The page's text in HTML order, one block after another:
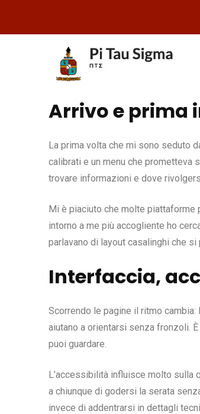
Arrivo e prima
La prima volta che mi sono seduto
calibrati e un menu che prometteva
trovare informazioni e dove
Mi è piaciuto che molte piattaforme
intorno a me più accogliente ho
parlavano di layout casalinghi che
Interfaccia,
Scorrendo le pagine il ritmo
aiutano a orientarsi senza fronzoli.
puoi guardare.
L’accessibilità influisce molto sulla
a chiunque di godersi la serata
invece di addentrarsi in dettagli